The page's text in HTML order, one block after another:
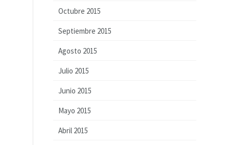
Octubre 2015
Septiembre 2015
Agosto 2015
Julio 2015
Junio 2015
Mayo 2015
Abril 2015